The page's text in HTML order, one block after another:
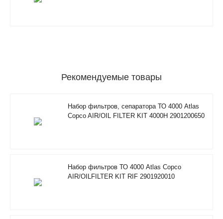
Рекомендуемые товары
Набор фильтров, сепаратора ТО 4000 Atlas
Copco AIR/OIL FILTER KIT 4000H 2901200650
Набор фильтров ТО 4000 Atlas Copco
AIR/OILFILTER KIT RIF 2901920010